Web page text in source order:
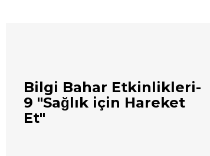
Bilgi Bahar Etkinlikleri-
9 "Sağlık için Hareket
Et"